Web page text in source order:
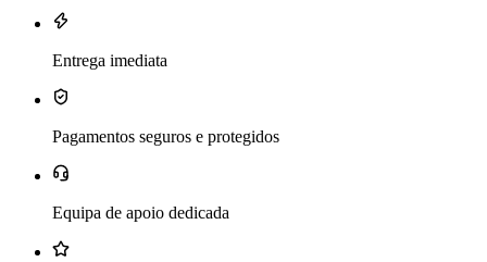
Entrega imediata
Pagamentos seguros e protegidos
Equipa de apoio dedicada